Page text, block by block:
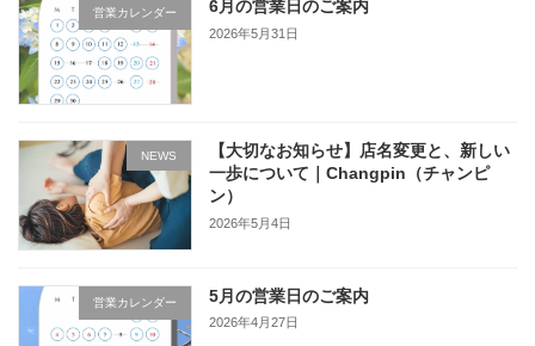
営業カレンダー 6月の営業日のご案内
2026年5月31日
NEWS
【大切なお知らせ】店名変更と、新しい
一歩について｜Changpin（チャンピ
ン）
2026年5月4日
営業カレンダー 5月の営業日のご案内
2026年4月27日